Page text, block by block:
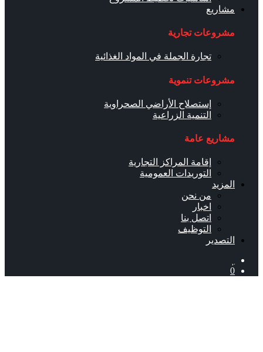
مشاريع
مشروعات تجارية
تجارة الجملة في المواد الغذائية
مشروعات تنموية
إستصلاح الأراضي الصحراوية
التنمية الزراعية
مشاريع عامة
إقامة المراكز التجارية
التوريدات العمومية
المزيد
من نحن
اخبار
اتصل بنا
التوظيف
التصدير
0